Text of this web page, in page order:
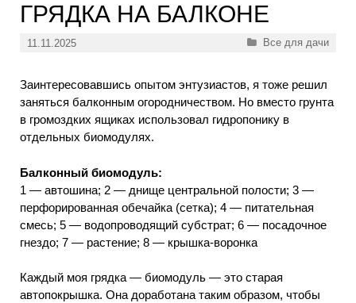
ГРЯДКА НА БАЛКОНЕ
11.11.2025 Рубрики
Все для дачи
Заинтересовавшись опытом энтузиастов, я тоже решил
заняться балконным огородничеством. Но вместо грунта
в громоздких ящиках использовал гидропонику в
отдельных биомодулях.
Балконный биомодуль:
1 — автошина; 2 — днище центральной полости; 3 —
перфорированная обечайка (сетка); 4 — питательная
смесь; 5 — водопроводящий субстрат; 6 — посадочное
гнездо; 7 — растение; 8 — крышка-воронка
Каждый моя грядка — биомодуль — это старая
автопокрышка. Она доработана таким образом, чтобы